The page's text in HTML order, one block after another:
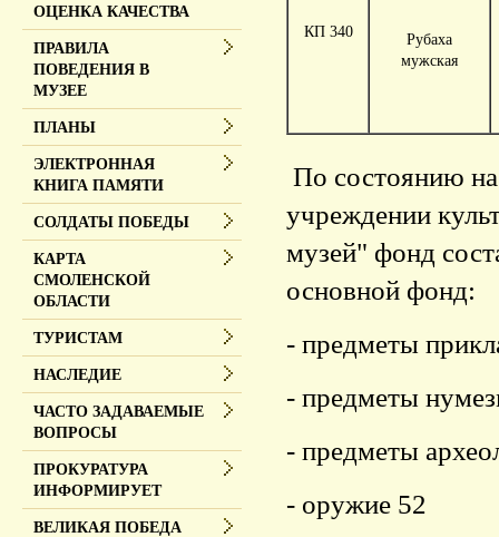
КП 340
Рубаха
мужская
По состоянию
учреждении
музей" фонд
основной фонд:
- предметы
- предметы
- предметы
- оружие 52
ОЦЕНКА КАЧЕСТВА
ПРАВИЛА
ПОВЕДЕНИЯ В
МУЗЕЕ
ПЛАНЫ
ЭЛЕКТРОННАЯ
КНИГА ПАМЯТИ
СОЛДАТЫ ПОБЕДЫ
КАРТА
СМОЛЕНСКОЙ
ОБЛАСТИ
ТУРИСТАМ
НАСЛЕДИЕ
ЧАСТО ЗАДАВАЕМЫЕ
ВОПРОСЫ
ПРОКУРАТУРА
ИНФОРМИРУЕТ
ВЕЛИКАЯ ПОБЕДА